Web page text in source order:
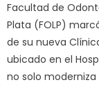
Facultad de
Plata (FOLP)
de su nueva
ubicado en el
no solo